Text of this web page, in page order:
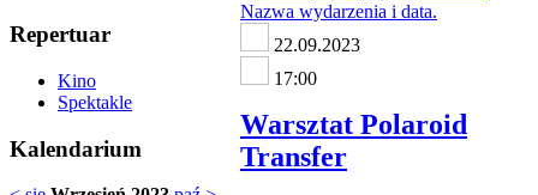
Repertuar
Kino
Spektakle
Kalendarium
22.09.2023
17:00
Warsztat Polaroid
Transfer